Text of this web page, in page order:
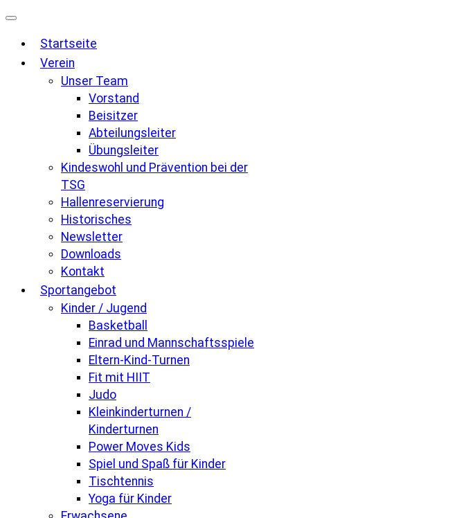
Zum
springenStartseite
Verein
Unser Team
Vorstand
Beisitzer
Abteilungsleiter
Übungsleiter
Kindeswohl und Prävention bei der
TSG
Hallenreservierung
Historisches
Newsletter
Downloads
Kontakt
Sportangebot
Kinder / Jugend
Basketball
Einrad und Mannschaftsspiele
Eltern-Kind-Turnen
Fit mit HIIT
Judo
Kleinkinderturnen /
Kinderturnen
Power Moves Kids
Spiel und Spaß für Kinder
Tischtennis
Yoga für Kinder